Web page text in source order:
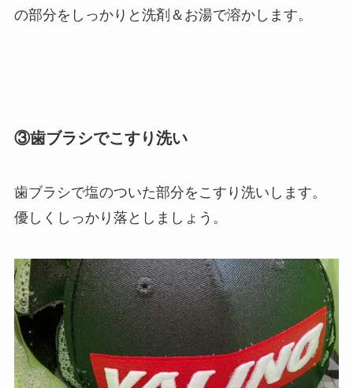
の部分をしっかりと洗剤＆お湯で溶かします。
③歯ブラシでこすり洗い
歯ブラシで塩のついた部分をこすり洗いします。
優しくしっかり落としましょう。